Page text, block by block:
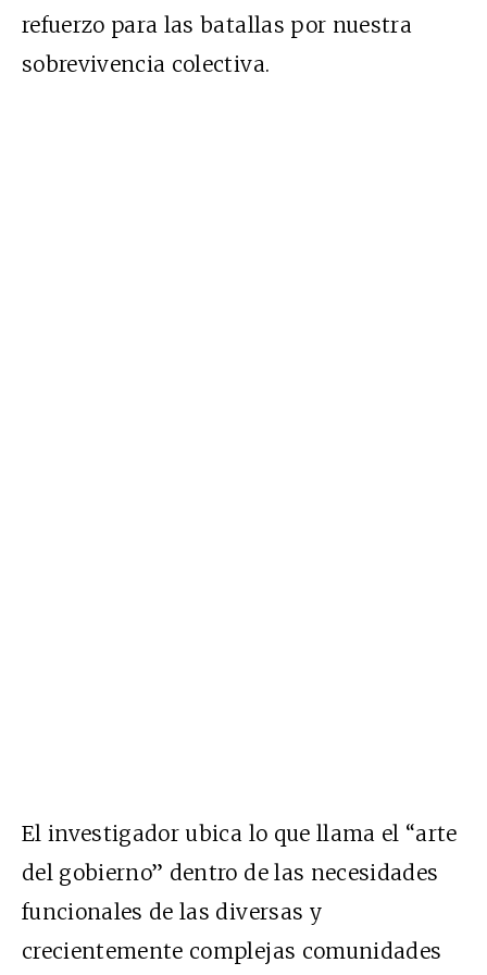
refuerzo para las batallas por nuestra
sobrevivencia colectiva.
El investigador ubica lo que llama el “arte
del gobierno” dentro de las necesidades
funcionales de las diversas y
crecientemente complejas comunidades